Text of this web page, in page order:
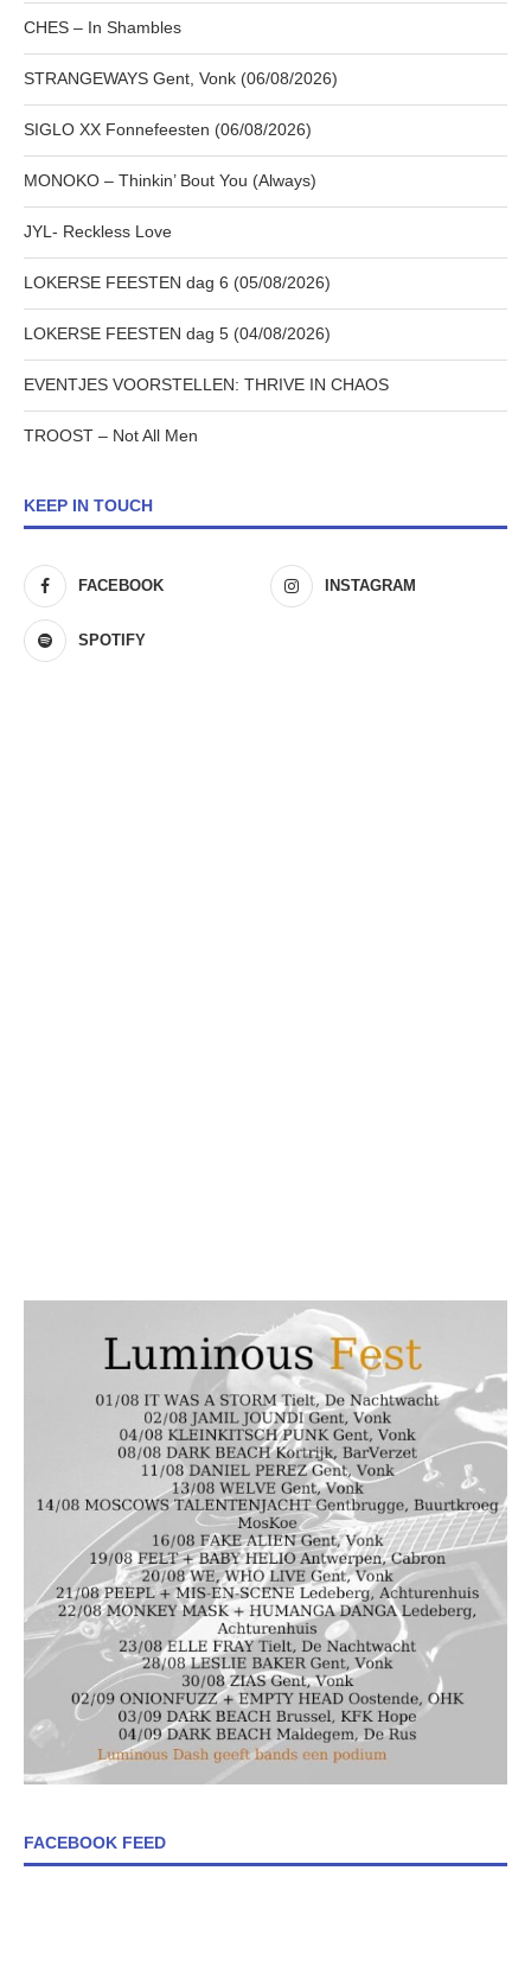
CHES – In Shambles
STRANGEWAYS Gent, Vonk (06/08/2026)
SIGLO XX Fonnefeesten (06/08/2026)
MONOKO – Thinkin’ Bout You (Always)
JYL- Reckless Love
LOKERSE FEESTEN dag 6 (05/08/2026)
LOKERSE FEESTEN dag 5 (04/08/2026)
EVENTJES VOORSTELLEN: THRIVE IN CHAOS
TROOST – Not All Men
KEEP IN TOUCH
FACEBOOK INSTAGRAM
SPOTIFY
FACEBOOK FEED